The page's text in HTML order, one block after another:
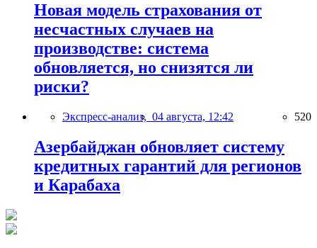
Новая модель страхования от
несчастных случаев на
производстве: система
обновляется, но снизятся ли
риски?
Экспресс-анализ, 04 августа, 12:42 520
Азербайджан обновляет систему
кредитных гарантий для регионов
и Карабаха